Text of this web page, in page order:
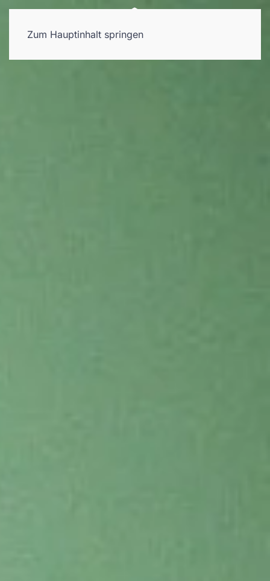
Zum Hauptinhalt springen